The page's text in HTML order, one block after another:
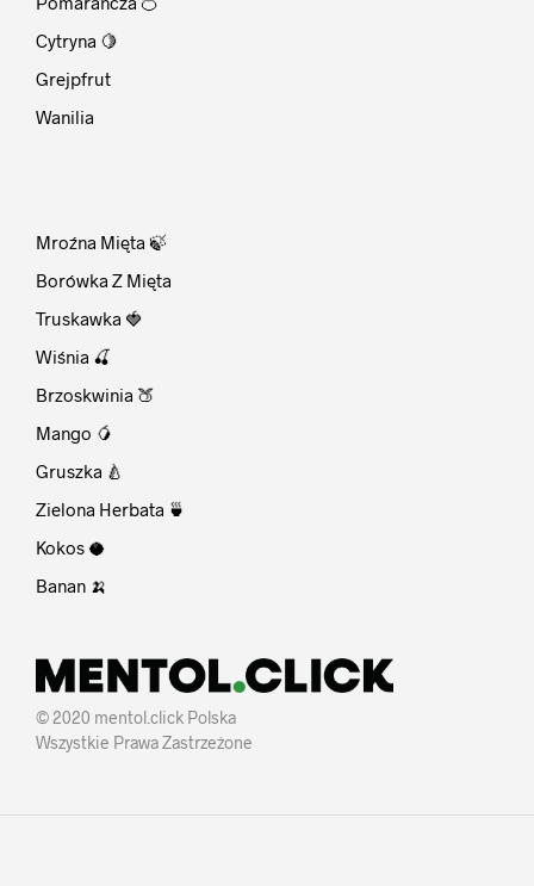
Cytryna 🍋
Grejpfrut
Wanilia
Mroźna Mięta 🍃
Borówka Z Mięta
Truskawka 🍓
Wiśnia 🍒
Brzoskwinia 🍑
Mango 🥭
Gruszka 🍐
Zielona Herbata 🍵
Kokos 🥥
Banan 🍌
© 2020 mentol.click Polska
Wszystkie Prawa Zastrzeżone